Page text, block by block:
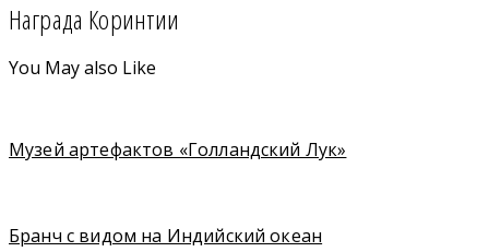
Награда Коринтии
You May also Like
Музей артефактов «Голландский Лук»
Бранч с видом на Индийский океан